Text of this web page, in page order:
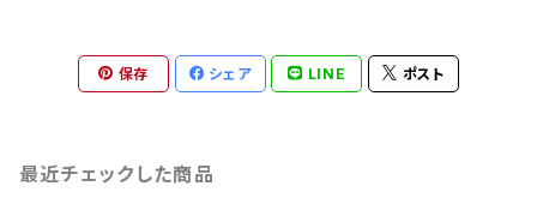
保存 シェア LINE ポスト
最近チェックした商品